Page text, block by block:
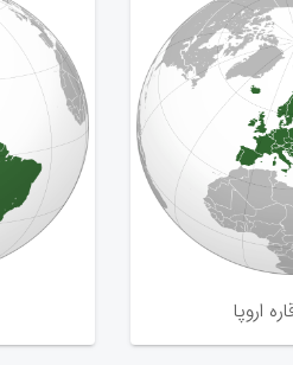
اروپا